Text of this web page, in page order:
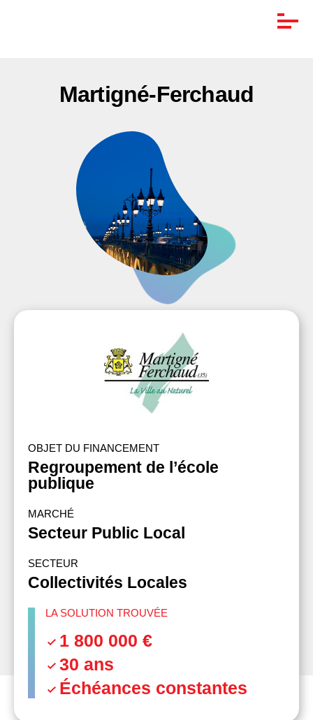
Martigné-Ferchaud
OBJET DU FINANCEMENT
Regroupement de l’école
publique
MARCHÉ
Secteur Public Local
SECTEUR
Collectivités Locales
LA SOLUTION TROUVÉE
1 800 000 €
30 ans
Échéances constantes